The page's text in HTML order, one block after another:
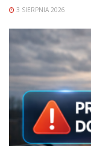
3 SIERPNIA 2026